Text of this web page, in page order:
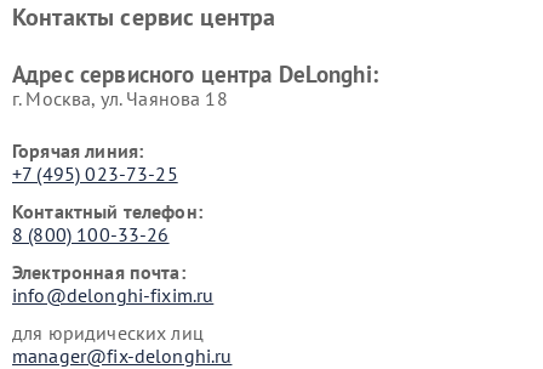
DeLonghi
DeLonghi
Контакты сервис центра
Адрес сервисного центра DeLonghi:
г. Москва, ул. Чаянова 18
Горячая линия:
+7 (495) 023-73-25
Контактный телефон:
8 (800) 100-33-26
Электронная почта:
info@delonghi-fixim.ru
для юридических лиц
manager@fix-delonghi.ru